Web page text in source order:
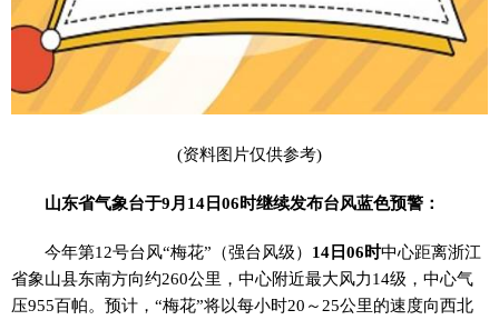
(资料图片仅供参考)
山东省气象台于9月14日06时继续发布台风蓝色预警：
今年第12号台风“梅花”（强台风级） 14日06时中心距离浙江
省象山县东南方向约260公里，中心附近最大风力14级，中心气
压955百帕。预计，“梅花”将以每小时20～25公里的速度向西北